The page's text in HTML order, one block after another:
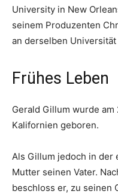
University in New
seinem Produzenten
an derselben
Frühes Leben
Gerald Gillum wurde am
Kalifornien geboren.
Als Gillum jedoch in der
Mutter seinen Vater.
beschloss er, zu seinen